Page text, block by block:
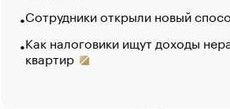
Сотрудники открыли новый
Как налоговики ищут доходы
квартир